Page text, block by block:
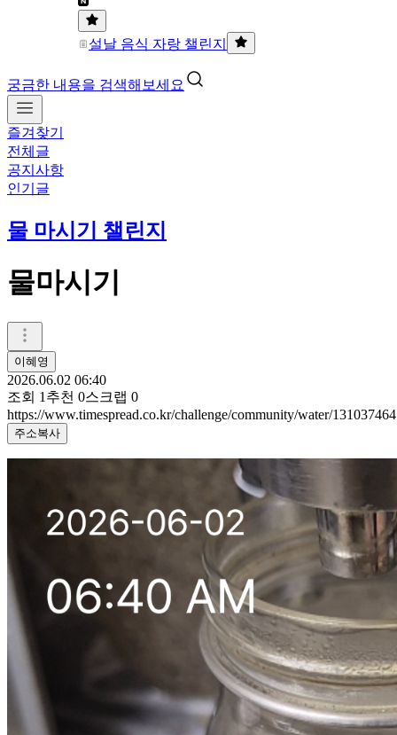
설날 음식 자랑 챌린지
궁금한 내용을 검색해보세요
즐겨찾기
전체글
공지사항
인기글
물 마시기 챌린지
물마시기
이혜영
2026.06.02 06:40
조회 1 추천 0스크랩 0
https://www.timespread.co.kr/challenge/community/water/131037464
주소복사